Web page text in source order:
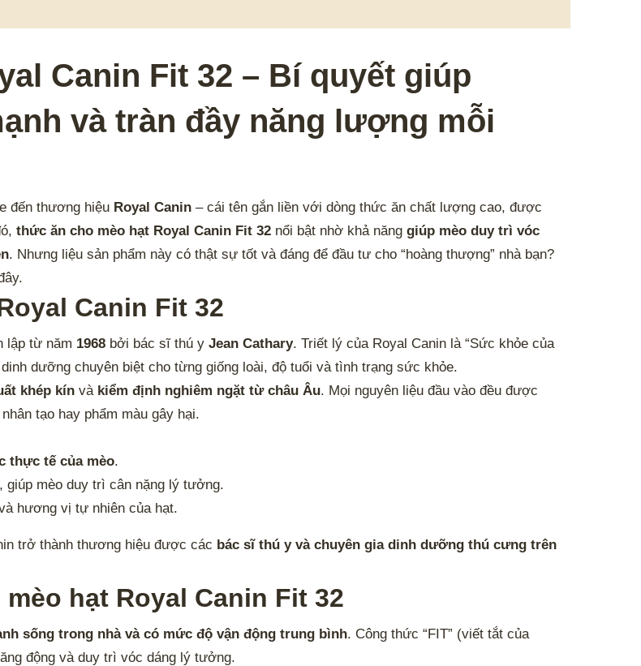
Canin Fit 32 – Bí quyết giúp
và tràn đầy năng lượng mỗi
đến thương hiệu Royal Canin – cái tên gắn liền với dòng thức ăn chất lượng cao, được
thức ăn cho mèo hạt Royal Canin Fit 32 nổi bật nhờ khả năng giúp mèo duy trì vóc
. Nhưng liệu sản phẩm này có thật sự tốt và đáng để đầu tư cho “hoàng thượng” nhà bạn?
Canin Fit 32
lập từ năm 1968 bởi bác sĩ thú y Jean Cathary. Triết lý của Royal Canin là “Sức khỏe của
dưỡng chuyên biệt cho từng giống loài, độ tuổi và tình trạng sức khỏe.
khép kín và kiểm định nghiêm ngặt từ châu Âu. Mọi nguyên liệu đầu vào đều được
tạo hay phẩm màu gây hại.
thực tế của mèo.
, giúp mèo duy trì cân nặng lý tưởng.
hương vị tự nhiên của hạt.
trở thành thương hiệu được các bác sĩ thú y và chuyên gia dinh dưỡng thú cưng trên
hạt Royal Canin Fit 32
sống trong nhà và có mức độ vận động trung bình. Công thức “FIT” (viết tắt của
động và duy trì vóc dáng lý tưởng.